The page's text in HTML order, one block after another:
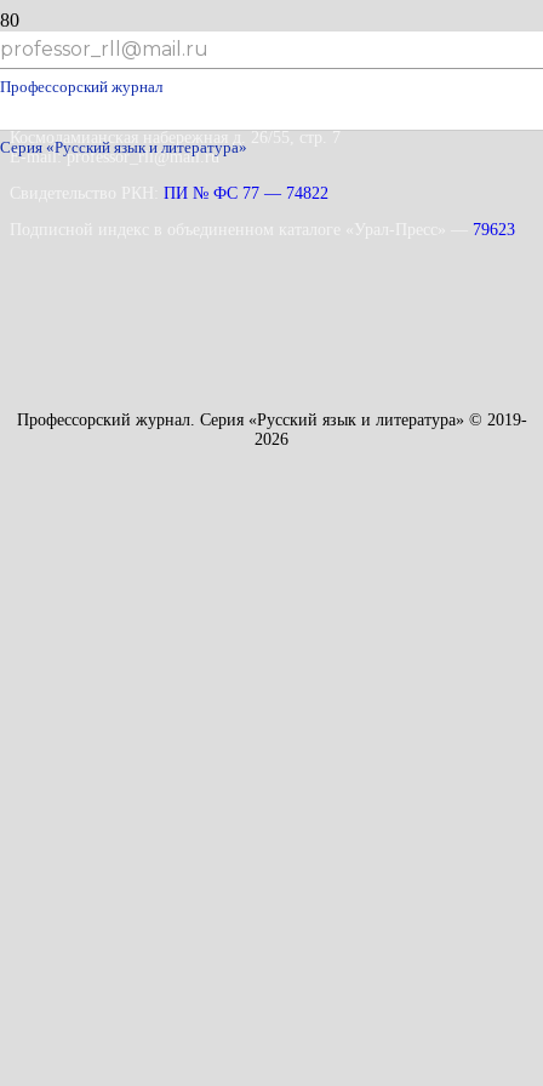
professor_rll@mail.ru
Профессорский журнал
Серия «Русский язык и литература»
Для отправки комментария вам необходимо
Космодамианская набережная д. 26/55, стр. 7
E-mail: professor_rll@mail.ru
Свидетельство РКН: ПИ № ФС 77 — 74822
Подписной индекс в объединенном каталоге «Урал-Пресс» — 79623
Профессорский журнал. Серия «Русский язык и литература» © 2019-
2026